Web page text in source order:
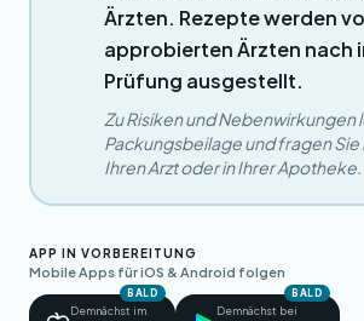
Ärzten. Rezepte werden
approbierten Ärzten nach
Prüfung ausgestellt.
Zu Risiken und Nebenwirkungen
Packungsbeilage und fragen Sie
Ihren Arzt oder in Ihrer Apotheke.
APP IN VORBEREITUNG
Mobile Apps für iOS & Android folgen
BALD
Demnächst im
BALD
Demnächst bei